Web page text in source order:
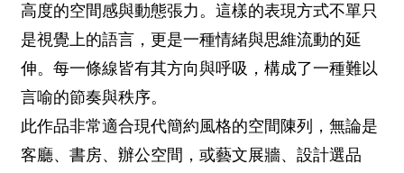
高度的空間感與動態張力。這樣的表現方式不單只
是視覺上的語言，更是一種情緒與思維流動的延
伸。每一條線皆有其方向與呼吸，構成了一種難以
言喻的節奏與秩序。
此作品非常適合現代簡約風格的空間陳列，無論是
客廳、書房、辦公空間，或藝文展牆、設計選品